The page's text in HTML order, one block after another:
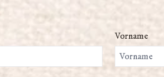
Vorname